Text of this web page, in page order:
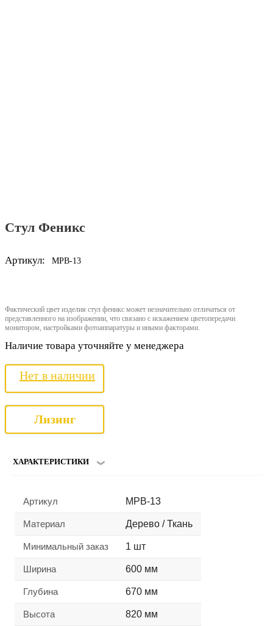
Стул Феникс
Артикул: MPB-13
Фактический цвет изделия стул феникс может незначительно отличаться от
представленного на изображении, что связано с искажением цветопередачи
монитором, настройками фотоаппаратуры и иными факторами.
Наличие товара уточняйте у менеджера
Нет в наличии
Лизинг
ХАРАКТЕРИСТИКИ
Артикул MPB-13
Материал Дерево / Ткань
Минимальный заказ 1 шт
Ширина 600 мм
Глубина 670 мм
Высота 820 мм